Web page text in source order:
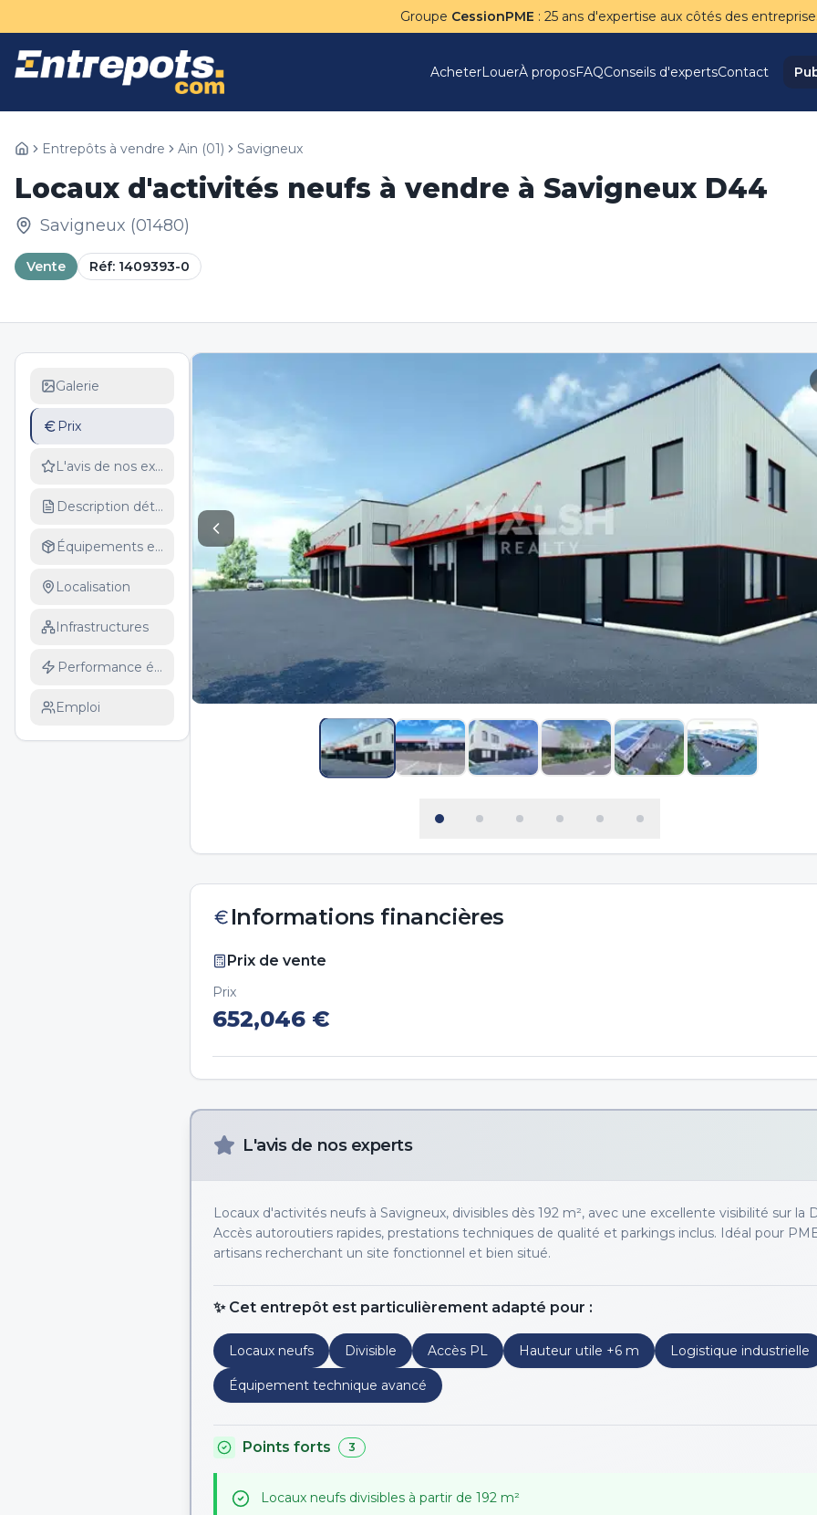
Groupe CessionPME : 25 ans d'expertise aux côtés des
AcheterLouerÀ proposFAQConseils d'expertsContact
Entrepôts à vendre Ain (01) Savigneux
Locaux d'activités neufs à vendre à Savigneux D44
Savigneux (01480)
Vente Réf: 1409393-0
Galerie
Prix
L'avis de nos experts
Description détaillée
Équipements et services
Localisation
Infrastructures
Performance énergétique
Emploi
Informations financières
Prix de vente
Prix
652,046 €
L'avis de nos experts
Locaux d'activités neufs à Savigneux, divisibles dès 192 m², avec une excellente visibilité sur la
Accès autoroutiers rapides, prestations techniques de qualité et parkings inclus. Idéal pour
artisans recherchant un site fonctionnel et bien situé.
✨ Cet entrepôt est particulièrement adapté pour :
Locaux neufs Divisible Accès PL Hauteur utile +6 m Logistique industrielle
Équipement technique avancé
Points forts 3
Locaux neufs divisibles à partir de 192 m²